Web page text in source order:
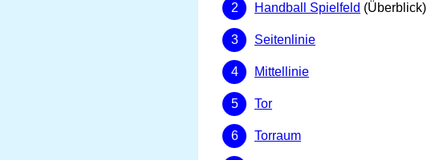
Handball Spielfeld (Überblick)
Seitenlinie
Mittellinie
Tor
Torraum